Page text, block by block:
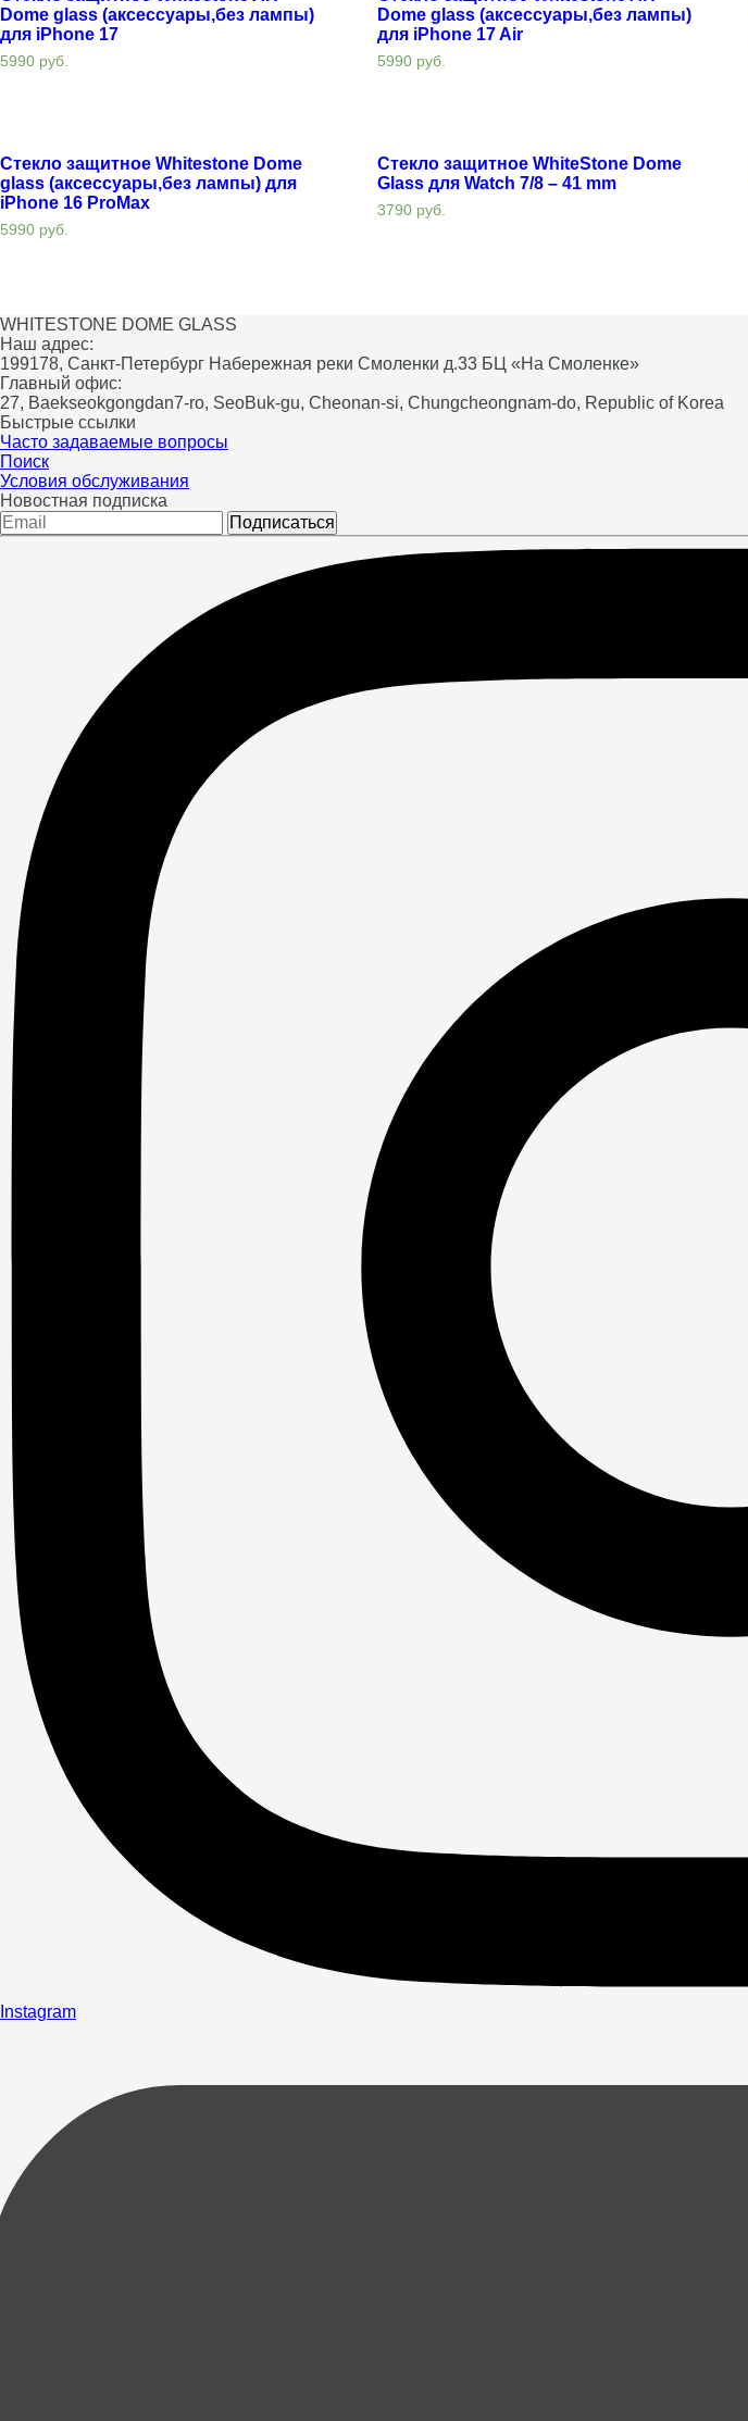
Dome glass (аксессуары,без лампы)
для iPhone 17
5990 руб.
Dome glass (аксессуары,без лампы)
для iPhone 17 Air
5990 руб.
Стекло защитное Whitestone Dome
glass (аксессуары,без лампы) для
iPhone 16 ProMax
5990 руб.
Стекло защитное WhiteStone Dome
Glass для Watch 7/8 – 41 mm
3790 руб.
WHITESTONE DOME GLASS
Наш адрес:
199178, Санкт-Петербург Набережная реки Смоленки д.33 БЦ «На Смоленке»
Главный офис:
27, Baekseokgongdan7-ro, SeoBuk-gu, Cheonan-si, Chungcheongnam-do, Republic of Korea
Быстрые ссылки
Часто задаваемые вопросы
Поиск
Условия обслуживания
Новостная подписка
Подписаться
Instagram